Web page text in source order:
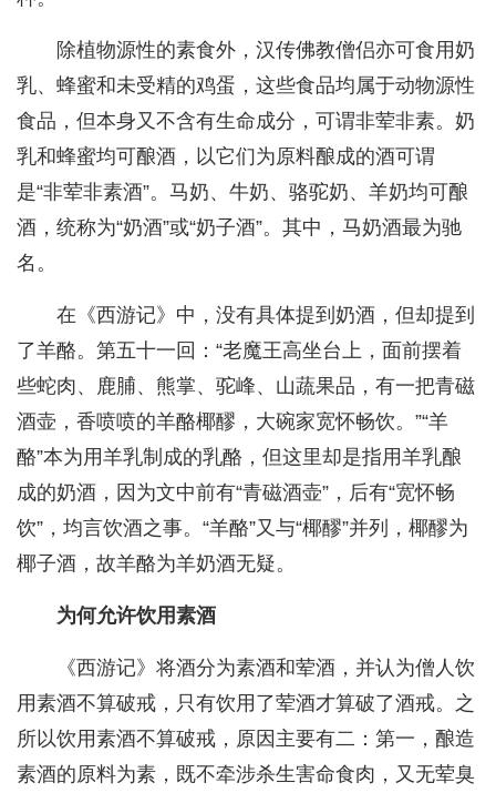
除植物源性的素食外，汉传佛教僧侣亦可食用奶
乳、蜂蜜和未受精的鸡蛋，这些食品均属于动物源性
食品，但本身又不含有生命成分，可谓非荤非素。奶
乳和蜂蜜均可酿酒，以它们为原料酿成的酒可谓
是“非荤非素酒”。马奶、牛奶、骆驼奶、羊奶均可酿
酒，统称为“奶酒”或“奶子酒”。其中，马奶酒最为驰
名。
在《西游记》中，没有具体提到奶酒，但却提到
了羊酪。第五十一回：“老魔王高坐台上，面前摆着
些蛇肉、鹿脯、熊掌、驼峰、山蔬果品，有一把青磁
酒壶，香喷喷的羊酪椰醪，大碗家宽怀畅饮。”“羊
酪”本为用羊乳制成的乳酪，但这里却是指用羊乳酿
成的奶酒，因为文中前有“青磁酒壶”，后有“宽怀畅
饮”，均言饮酒之事。“羊酪”又与“椰醪”并列，椰醪为
椰子酒，故羊酪为羊奶酒无疑。
为何允许饮用素酒
《西游记》将酒分为素酒和荤酒，并认为僧人饮
用素酒不算破戒，只有饮用了荤酒才算破了酒戒。之
所以饮用素酒不算破戒，原因主要有二：第一，酿造
素酒的原料为素，既不牵涉杀生害命食肉，又无荤臭